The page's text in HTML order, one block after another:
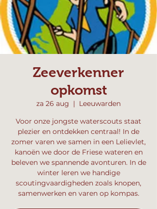
Zeeverkenner
opkomst
za 26 aug
  |
Leeuwarden
Voor onze jongste waterscouts staat
plezier en ontdekken centraal! In de
zomer varen we samen in een Lelievlet,
kanoën we door de Friese wateren en
beleven we spannende avonturen. In de
winter leren we handige
scoutingvaardigheden zoals knopen,
samenwerken en varen op kompas.